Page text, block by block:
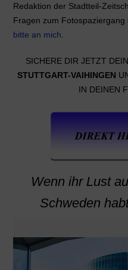
Redaktion der Stadtteil-
Fragen zum
bitte an mich
SICHERE DIR JETZT
STUTTGART-VAIHINGEN
IN DEINEN
Wenn ihr Lust
Schweden